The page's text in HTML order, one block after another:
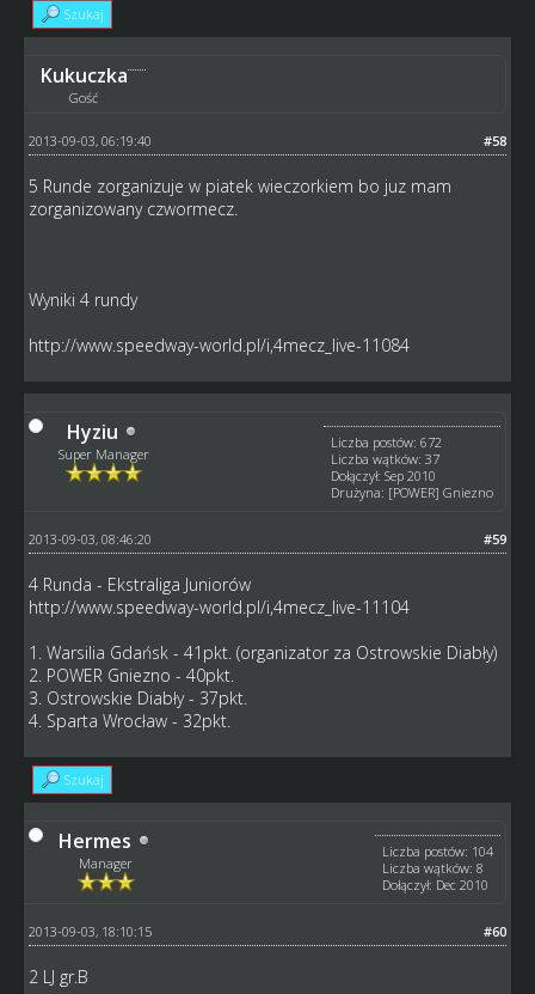
Szukaj
Kukuczka
Gość
#58
2013-09-03, 06:19:40
5 Runde zorganizuje w piatek wieczorkiem bo juz mam
zorganizowany czwormecz.
Wyniki 4 rundy
http://www.speedway-world.pl/i,4mecz_live-11084
Hyziu
Super Manager
Liczba postów: 672
Liczba wątków: 37
Dołączył: Sep 2010
Drużyna: [POWER] Gniezno
#59
2013-09-03, 08:46:20
4 Runda - Ekstraliga Juniorów
http://www.speedway-world.pl/i,4mecz_live-11104
1. Warsilia Gdańsk - 41pkt. (organizator za Ostrowskie Diabły)
2. POWER Gniezno - 40pkt.
3. Ostrowskie Diabły - 37pkt.
4. Sparta Wrocław - 32pkt.
Szukaj
Hermes
Manager
Liczba postów: 104
Liczba wątków: 8
Dołączył: Dec 2010
#60
2013-09-03, 18:10:15
2 LJ gr.B